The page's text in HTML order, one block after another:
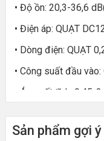
• Độ ồn: 20,3-36,6
• Điện áp: QUẠT
• Dòng điện: QUẠT
• Công suất đầu
• Áp suất tĩnh: 0,45-
• Đầu nối: PWM 4PIN
Sản phẩm gợi ý